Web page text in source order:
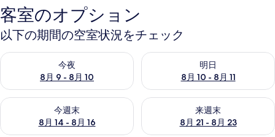
站
店)
の
真
ギ
ャ
客室のオプション
以下の期間の空室状況をチェック
今夜
8月 9 - 8月 10
今夜 8月 9 - 8月 10 の空室状況をチェック
明日
8月 10 - 8月 11
明日 8月 10 - 8月 11 の空室状
今週末
8月 14 - 8月 16
今週末 8月 14 - 8月 16 の空室状況をチェック
来週末
8月 21 - 8月 23
来週末 8月 21 - 8月 23 の空室